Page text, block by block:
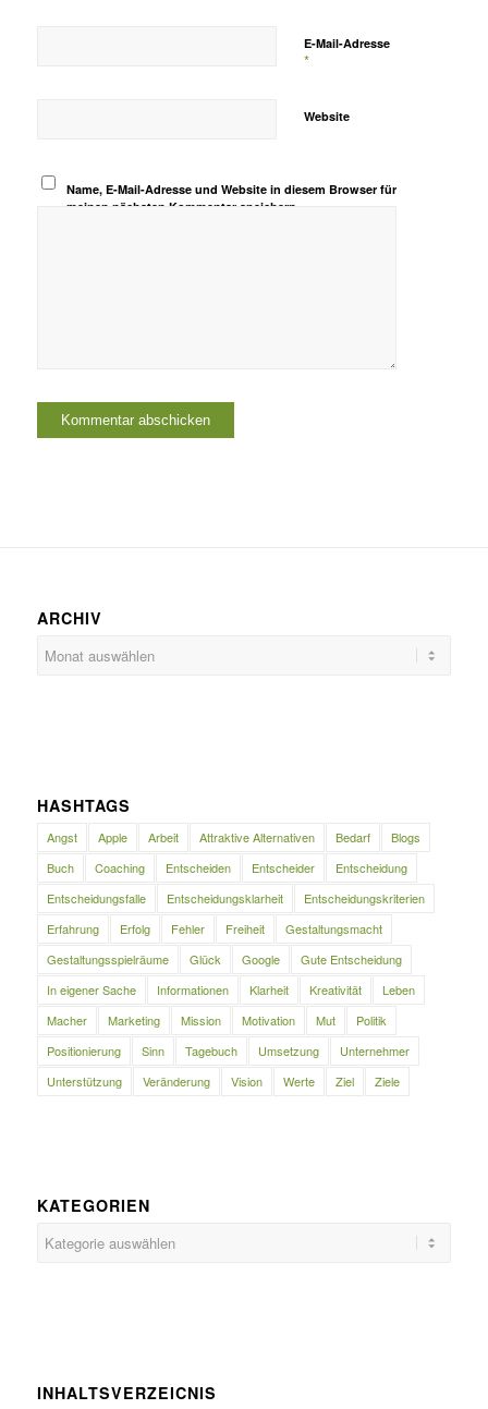
E-Mail-Adresse
*
Website
Name, E-Mail-Adresse und Website in diesem Browser für
meinen nächsten Kommentar speichern.
ARCHIV
HASHTAGS
Angst Apple Arbeit Attraktive Alternativen Bedarf
Blogs
Buch
Coaching Entscheiden Entscheider
Entscheidung
Entscheidungsfalle
Entscheidungsklarheit
Entscheidungskriterien
Erfahrung
Erfolg Fehler Freiheit
Gestaltungsmacht
Gestaltungsspielräume
Glück Google
Gute Entscheidung
In eigener Sache
Informationen Klarheit Kreativität
Leben
Macher
Marketing Mission Motivation Mut
Politik
Positionierung
Sinn Tagebuch Umsetzung
Unternehmer
Unterstützung
Veränderung Vision Werte Ziel Ziele
KATEGORIEN
INHALTSVERZEICNIS